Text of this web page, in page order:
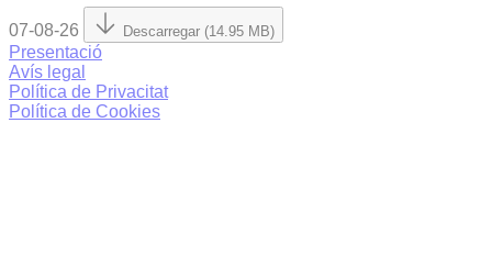
07-08-26 Descarregar (14.95 MB)
Presentació
Avís legal
Política de Privacitat
Política de Cookies